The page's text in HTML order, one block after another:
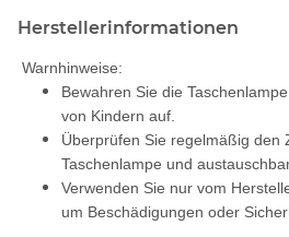
Herstellerinformationen
Warnhinweise:
Bewahren Sie die
von Kindern auf.
Überprüfen Sie regelmäßig den
Taschenlampe und
Verwenden Sie nur vom
um Beschädigungen oder